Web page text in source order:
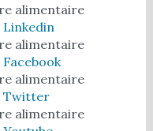
alimentaire
Linkedin
alimentaire
alimentaire
Twitter
alimentaire